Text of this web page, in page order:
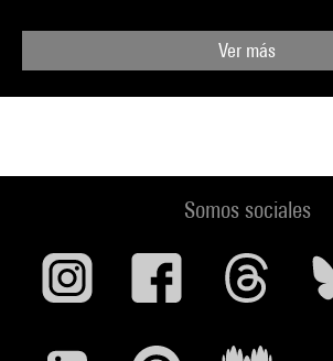
Ver más
Somos sociales